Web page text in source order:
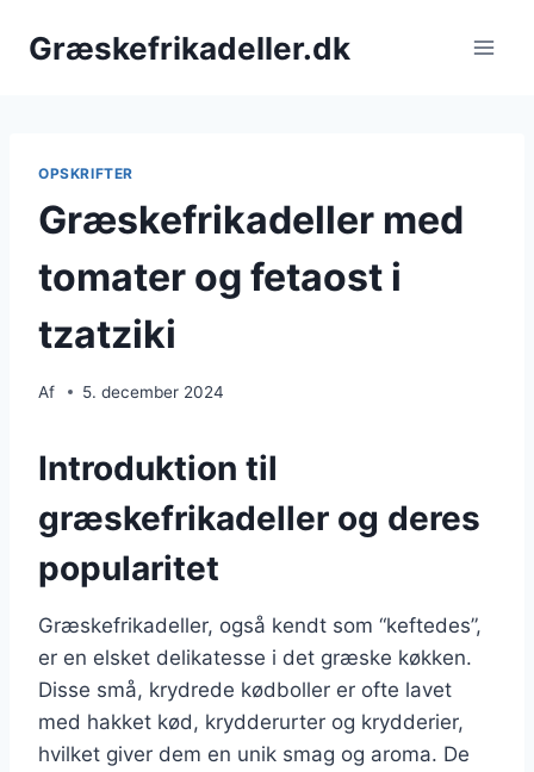
Græskefrikadeller.dk
OPSKRIFTER
Græskefrikadeller med
tomater og fetaost i
tzatziki
Af 5. december 2024
Introduktion til
græskefrikadeller og deres
popularitet
Græskefrikadeller, også kendt som “keftedes”,
er en elsket delikatesse i det græske køkken.
Disse små, krydrede kødboller er ofte lavet
med hakket kød, krydderurter og krydderier,
hvilket giver dem en unik smag og aroma. De